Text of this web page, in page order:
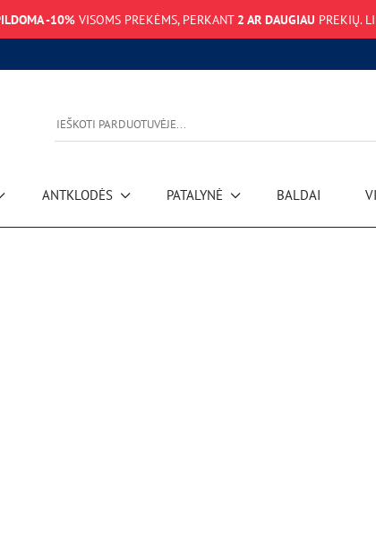
-10%VISOMS PREKĖMS, PERKANT 2 AR DAUGIAU PREKIŲ.
ANTKLODĖS PATALYNĖ BALDAI